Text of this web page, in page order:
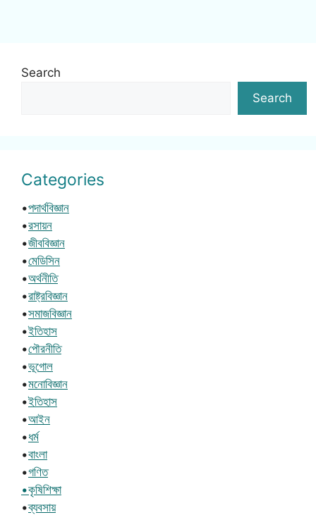
Search
Search
Categories
•পদার্থবিজ্ঞান
•রসায়ন
•জীববিজ্ঞান
•মেডিসিন
•অর্থনীতি
•রাষ্ট্রবিজ্ঞান
•সমাজবিজ্ঞান
•ইতিহাস
•পৌরনীতি
•ভূগোল
•মনোবিজ্ঞান
•ইতিহাস
•আইন
•ধর্ম
•বাংলা
•গণিত
•কৃষিশিক্ষা
•ব্যবসায়